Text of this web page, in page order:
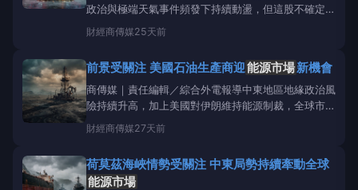
政治與極端天氣事件頻發下持續動盪，但這股不確定性
卻為大型能源公司及獨立交易商的交易部門，創造了豐
厚的獲利機會。這些高度專業化的部門憑藉龐大的資本
些交易部門的結構精簡而高效。以英國石油（BP
財經商傳媒25天前
前景受關注 美國石油生產商迎能源市場新機會
商傳媒｜責任編輯／綜合外電報導中東地區地緣政治風
險持續升高，加上美國對伊朗維持能源制裁，全球市場
再度聚焦美國本土石油供應能力。分析指出，在能源安
全需求提升及國際油價波動的背景下，美國上游油氣生
本、監管政策及財務體質等挑戰。AmplifyEner
財經商傳媒27天前
荷莫茲海峽情勢受關注 中東局勢持續牽動全球
能源市場